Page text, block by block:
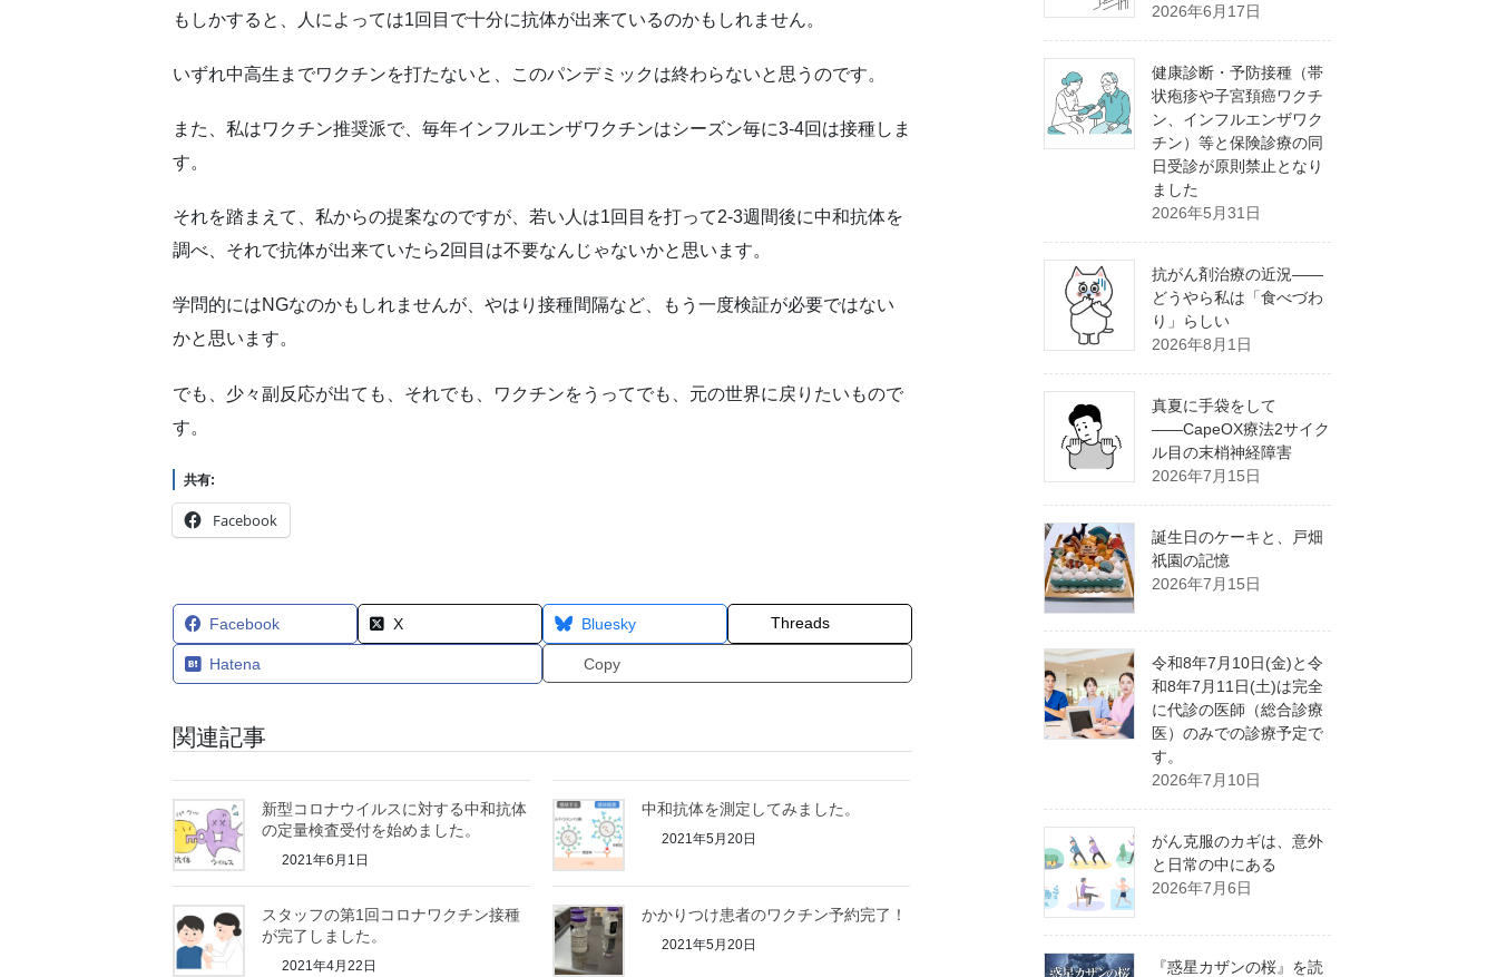
もしかすると、人によっては1回目で十分に抗体が出来ているのかもしれません。
いずれ中高生までワクチンを打たないと、このパンデミックは終わらないと思うのです。
また、私はワクチン推奨派で、毎年インフルエンザワクチンはシーズン毎に3-4回は接種しま
す。
それを踏まえて、私からの提案なのですが、若い人は1回目を打って2-3週間後に中和抗体を
調べ、それで抗体が出来ていたら2回目は不要なんじゃないかと思います。
学問的にはNGなのかもしれませんが、やはり接種間隔など、もう一度検証が必要ではない
かと思います。
でも、少々副反応が出ても、それでも、ワクチンをうってでも、元の世界に戻りたいもので
す。
共有:
Facebook
Facebook X Bluesky Threads
Hatena Copy
関連記事
新型コロナウイルスに対する中和抗体
の定量検査受付を始めました。
2021年6月1日
中和抗体を測定してみました。
2021年5月20日
スタッフの第1回コロナワクチン接種
が完了しました。
2021年4月22日
かかりつけ患者のワクチン予約完了！
2021年5月20日
2026年6月17日
健康診断・予防接種（帯
状疱疹や子宮頚癌ワクチ
ン、インフルエンザワク
チン）等と保険診療の同
日受診が原則禁止となり
ました
2026年5月31日
抗がん剤治療の近況――
どうやら私は「食べづわ
り」らしい
2026年8月1日
真夏に手袋をして
――CapeOX療法2サイク
ル目の末梢神経障害
2026年7月15日
誕生日のケーキと、戸畑
祇園の記憶
2026年7月15日
令和8年7月10日(金)と令
和8年7月11日(土)は完全
に代診の医師（総合診療
医）のみでの診療予定で
す。
2026年7月10日
がん克服のカギは、意外
と日常の中にある
2026年7月6日
『惑星カザンの桜』を読